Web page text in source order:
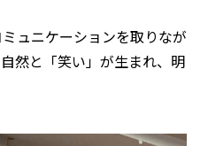
ュニケーションを取りなが
然と「笑い」が生まれ、明